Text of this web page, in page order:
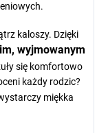
kaloszy. Dzięki
wyjmowanym
się komfortowo
każdy rodzic?
miękka